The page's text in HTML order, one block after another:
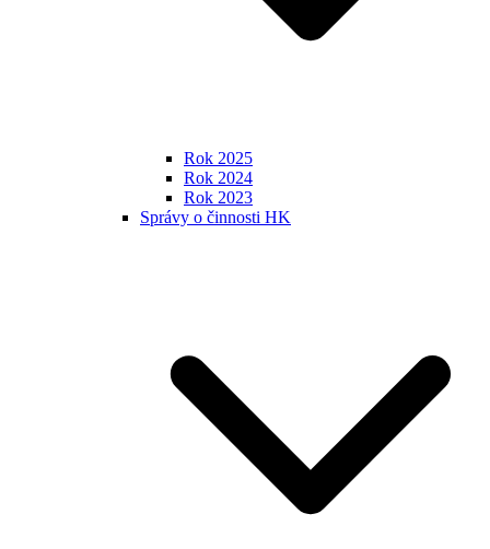
Rok 2025
Rok 2024
Rok 2023
Správy o činnosti HK